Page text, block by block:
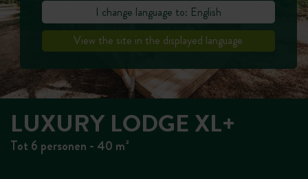
LUXURY LODGE XL+
Tot 6 personen - 40 m²
I change language to: English
View the site in the displayed language